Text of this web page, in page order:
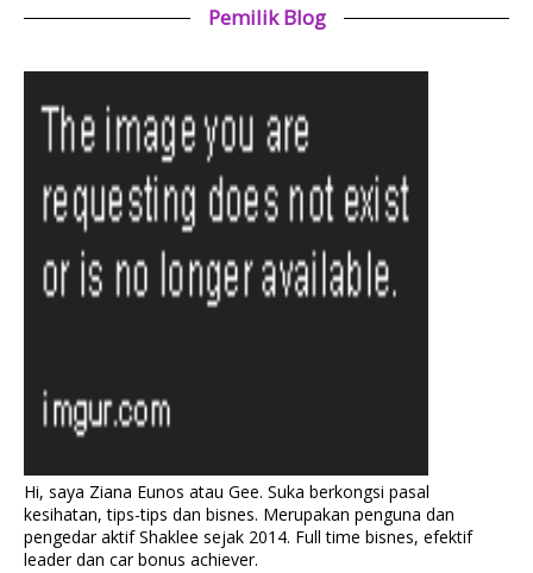
Pemilik Blog
Hi, saya Ziana Eunos atau Gee. Suka berkongsi pasal
kesihatan, tips-tips dan bisnes. Merupakan penguna dan
pengedar aktif Shaklee sejak 2014. Full time bisnes, efektif
leader dan car bonus achiever.